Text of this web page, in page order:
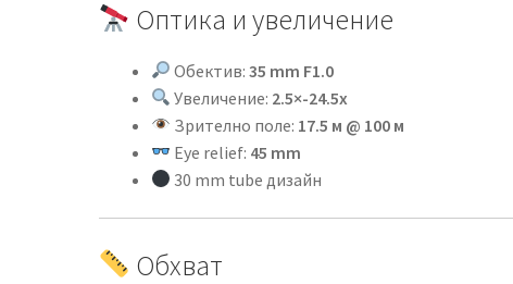
Оптика и увеличение
Обектив: 35 mm F1.0
Увеличение: 2.5×-24.5x
Зрително поле: 17.5 м @ 100 м
Eye relief: 45 mm
30 mm tube дизайн
Обхват